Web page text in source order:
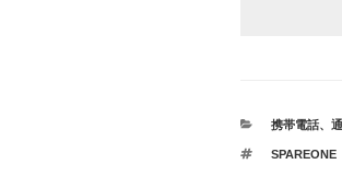
カ
ゴ
携帯電話、
タ
SPAREONE